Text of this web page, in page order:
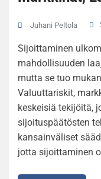
Juhani Peltola
Sijoittaminen
mahdollisuuden
mutta se tuo
Valuuttariskit,
keskeisiä tekijöitä,
sijoituspäätösten
kansainväliset
jotta sijoittaminen